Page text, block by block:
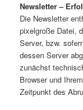
Newsletter –
Die Newsletter
pixelgroße Datei,
Server, bzw.
dessen Server
zunächst
Browser und
Zeitpunkt des